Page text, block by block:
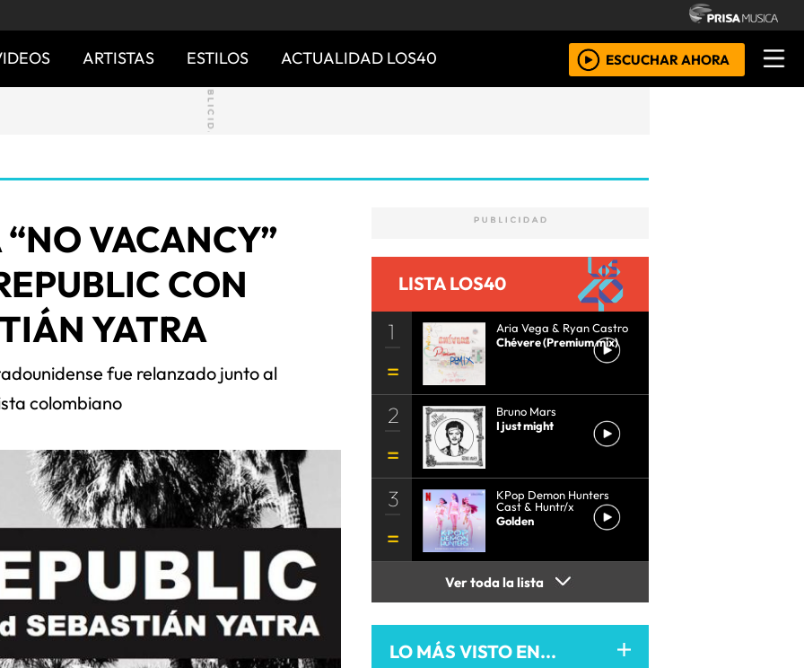
ARTISTAS ESTILOS ACTUALIDAD LOS40 ESCUCHAR AHORA
VACANCY”
CON
YATRA
fue relanzado junto al
colombiano
LISTA LOS40
1
Aria Vega & Ryan Castro
Chévere (Premium mix)
2
Bruno Mars
I just might
3
KPop Demon Hunters
Cast & Huntr/x
Golden
Ver toda la lista
LO MÁS VISTO EN...